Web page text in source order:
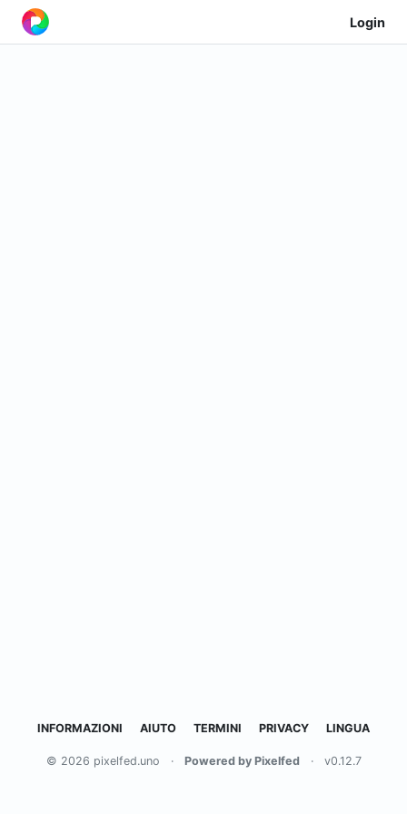
Login
INFORMAZIONI AIUTO TERMINI PRIVACY LINGUA
© 2026 pixelfed.uno · Powered by Pixelfed · v0.12.7